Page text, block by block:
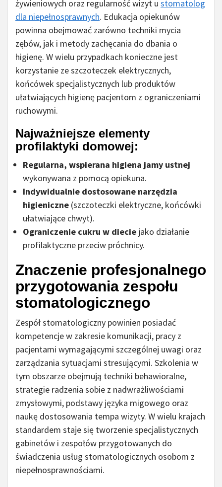
żywieniowych oraz regularność wizyt u stomatolog
dla niepełnosprawnych. Edukacja opiekunów
powinna obejmować zarówno techniki mycia
zębów, jak i metody zachęcania do dbania o
higienę. W wielu przypadkach konieczne jest
korzystanie ze szczoteczek elektrycznych,
końcówek specjalistycznych lub produktów
ułatwiających higienę pacjentom z ograniczeniami
ruchowymi.
Najważniejsze elementy
profilaktyki domowej:
Regularna, wspierana higiena jamy ustnej
wykonywana z pomocą opiekuna.
Indywidualnie dostosowane narzędzia
higieniczne (szczoteczki elektryczne, końcówki
ułatwiające chwyt).
Ograniczenie cukru w diecie jako działanie
profilaktyczne przeciw próchnicy.
Znaczenie profesjonalnego
przygotowania zespołu
stomatologicznego
Zespół stomatologiczny powinien posiadać
kompetencje w zakresie komunikacji, pracy z
pacjentami wymagającymi szczególnej uwagi oraz
zarządzania sytuacjami stresującymi. Szkolenia w
tym obszarze obejmują techniki behawioralne,
strategie radzenia sobie z nadwrażliwościami
zmysłowymi, podstawy języka migowego oraz
naukę dostosowania tempa wizyty. W wielu krajach
standardem staje się tworzenie specjalistycznych
gabinetów i zespołów przygotowanych do
świadczenia usług stomatologicznych osobom z
niepełnosprawnościami.